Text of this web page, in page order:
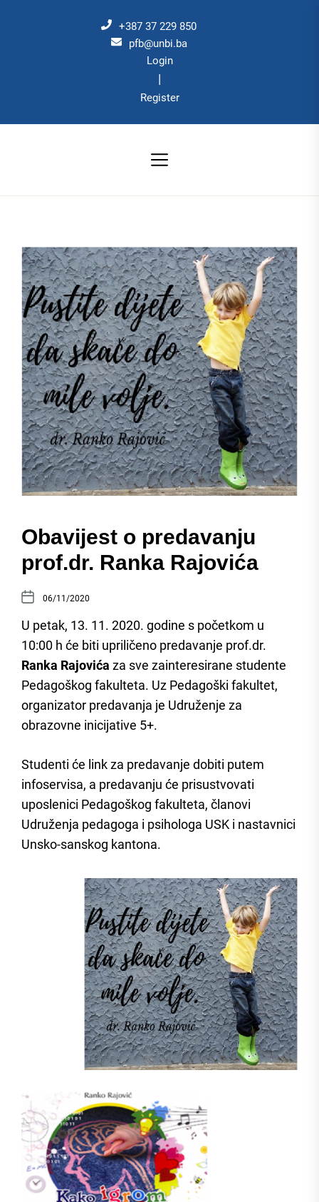
+387 37 229 850
pfb@unbi.ba
Login
|
Register
Obavijest o predavanju
prof.dr. Ranka Rajovića
06/11/2020
U petak, 13. 11. 2020. godine s početkom u
10:00 h će biti upriličeno predavanje prof.dr.
Ranka Rajovića za sve zainteresirane studente
Pedagoškog fakulteta. Uz Pedagoški fakultet,
organizator predavanja je Udruženje za
obrazovne inicijative 5+.
Studenti će link za predavanje dobiti putem
infoservisa, a predavanju će prisustvovati
uposlenici Pedagoškog fakulteta, članovi
Udruženja pedagoga i psihologa USK i nastavnici
Unsko-sanskog kantona.